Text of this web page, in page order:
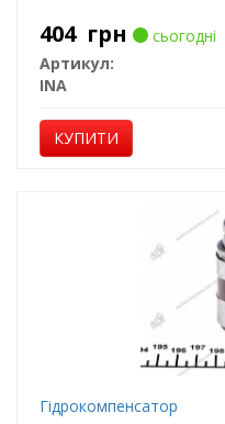
404 грн
сьогодні
Артикул:
INA
КУПИТИ
Гідрокомпенсатор